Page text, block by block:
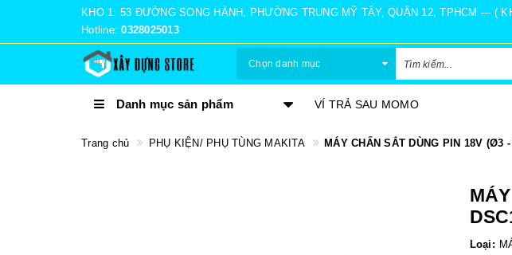
KHO 1: 53 ĐƯỜNG SONG HÀNH, PHƯỜNG TRUNG MỸ TÂY, QUẬN 12, TPHCM --- (
Hotline:0328025013
Chọn danh mục
Danh mục sản phẩm
TRẢ GÓP 0% VÍ TRẢ SAU MOMO
Trang chủ PHỤ KIỆN/ PHỤ TÙNG MAKITA MÁY CHẤN SẮT DÙNG PIN 18V (Ø3
Loại: